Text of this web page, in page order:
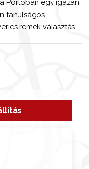
Portóban egy igazán
tanulságos
remek választás.